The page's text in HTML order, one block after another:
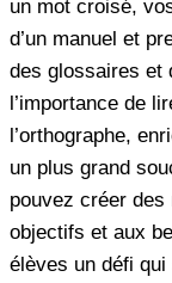
un mot croisé,
d’un manuel et
des glossaires et
l’importance de
l’orthographe,
un plus grand
pouvez créer
objectifs et aux
élèves un défi